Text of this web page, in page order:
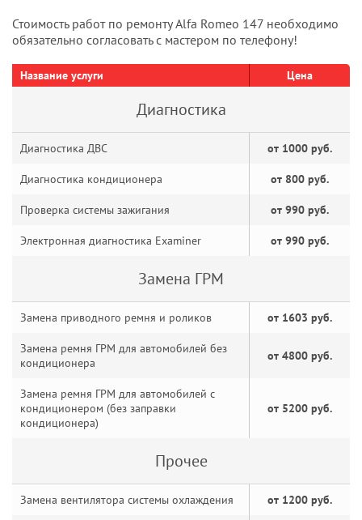
Стоимость работ по ремонту Alfa Romeo 147 необходимо
обязательно согласовать с мастером по телефону!
Название услуги Цена
Диагностика
Диагностика ДВС от 1000 руб.
Диагностика кондиционера от 800 руб.
Проверка системы зажигания от 990 руб.
Электронная диагностика Examiner от 990 руб.
Замена ГРМ
Замена приводного ремня и роликов от 1603 руб.
Замена ремня ГРМ для автомобилей без
кондиционера
от 4800 руб.
Замена ремня ГРМ для автомобилей с
кондиционером (без заправки
кондиционера)
от 5200 руб.
Прочее
Замена вентилятора системы охлаждения от 1200 руб.